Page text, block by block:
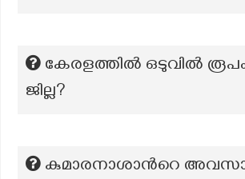
കേരളത്തിൽ ഒടുവിൽ
ജില്ല?
കുമാരനാശാന്‍റെ